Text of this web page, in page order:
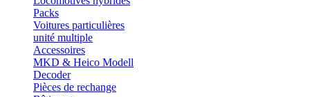
Packs
Voitures particulières
unité multiple
Accessoires
MKD & Heico Modell
Decoder
Pièces de rechange